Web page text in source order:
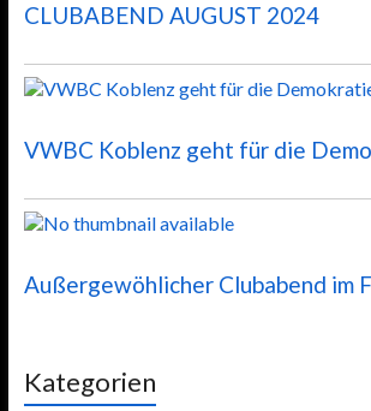
CLUBABEND AUGUST 2024
VWBC Koblenz geht für die
Außergewöhlicher Clubabend im
Kategorien